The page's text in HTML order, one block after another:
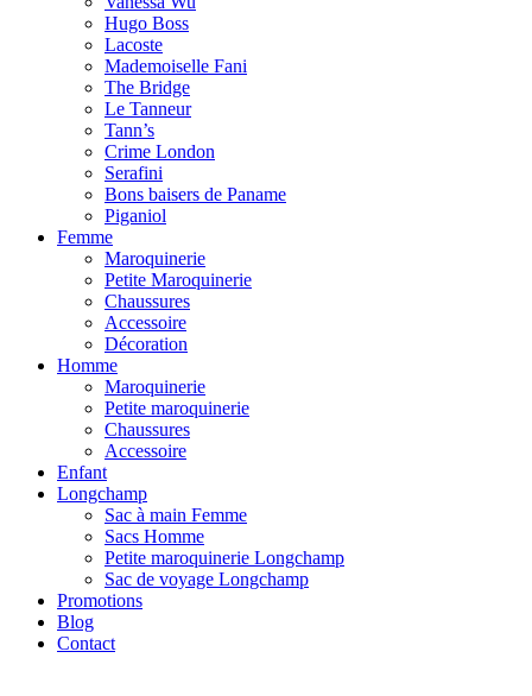
Hugo Boss
Lacoste
Mademoiselle Fani
The Bridge
Le Tanneur
Tann’s
Crime London
Serafini
Bons baisers de Paname
Piganiol
Femme
Maroquinerie
Petite Maroquinerie
Chaussures
Accessoire
Décoration
Homme
Maroquinerie
Petite maroquinerie
Chaussures
Accessoire
Enfant
Longchamp
Sac à main Femme
Sacs Homme
Petite maroquinerie Longchamp
Sac de voyage Longchamp
Promotions
Blog
Contact